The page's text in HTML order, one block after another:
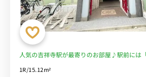
人気の吉祥寺駅が最寄りのお部屋♪駅前には
1R/15.12m²